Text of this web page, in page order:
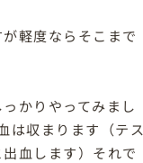
軽度ならそこまで
かりやってみまし
は収まります（テス
血します）それで